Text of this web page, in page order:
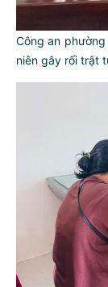
Công an
niên gây rối trật